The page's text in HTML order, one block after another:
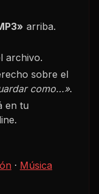
arriba.
archivo.
sobre el
como…».
en tu
· Música